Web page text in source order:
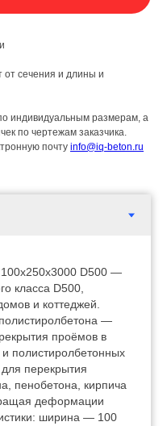
от сечения и длины и
индивидуальным размерам, а
по чертежам заказчика.
почту info@iq-beton.ru
D500 —
класса D500,
и коттеджей.
—
проёмов в
и полистиролбетонных
перекрытия
пенобетона, кирпича
деформации
ширина — 100